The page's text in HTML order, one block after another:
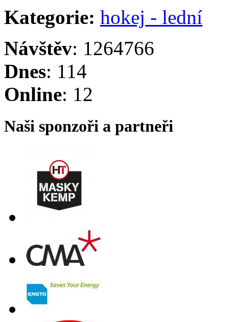
Kategorie: hokej - lední
Návštěv: 1264766
Dnes: 114
Online: 12
Naši sponzoři a partneři